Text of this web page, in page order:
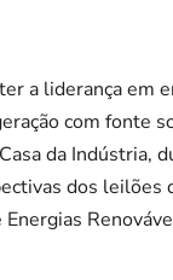
a liderança em
com fonte
da
dos